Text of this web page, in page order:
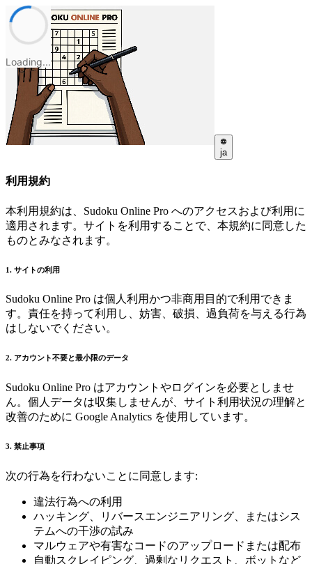
Loading...
ja
利用規約
本利用規約は、Sudoku Online Pro へのアクセスおよび利用に
適用されます。サイトを利用することで、本規約に同意した
ものとみなされます。
1. サイトの利用
Sudoku Online Pro は個人利用かつ非商用目的で利用できま
す。責任を持って利用し、妨害、破損、過負荷を与える行為
はしないでください。
2. アカウント不要と最小限のデータ
Sudoku Online Pro はアカウントやログインを必要としませ
ん。個人データは収集しませんが、サイト利用状況の理解と
改善のために Google Analytics を使用しています。
3. 禁止事項
次の行為を行わないことに同意します:
違法行為への利用
ハッキング、リバースエンジニアリング、またはシス
テムへの干渉の試み
マルウェアや有害なコードのアップロードまたは配布
自動スクレイピング、過剰なリクエスト、ボットなど